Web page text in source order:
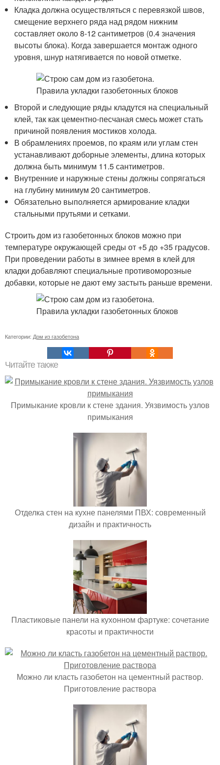
Кладка должна осуществляться с перевязкой швов,
смещение верхнего ряда над рядом нижним
составляет около 8-12 сантиметров (0.4 значения
высоты блока). Когда завершается монтаж одного
уровня, шнур натягивается по новой отметке.
Второй и следующие ряды кладутся на специальный
клей, так как цементно-песчаная смесь может стать
причиной появления мостиков холода.
В обрамлениях проемов, по краям или углам стен
устанавливают доборные элементы, длина которых
должна быть минимум 11.5 сантиметров.
Внутренние и наружные стены должны сопрягаться
на глубину минимум 20 сантиметров.
Обязательно выполняется армирование кладки
стальными прутьями и сетками.
Строить дом из газобетонных блоков можно при
температуре окружающей среды от +5 до +35 градусов.
При проведении работы в зимнее время в клей для
кладки добавляют специальные противоморозные
добавки, которые не дают ему застыть раньше времени.
Категории: Дом из газобетона
Читайте также
Примыкание кровли к стене здания. Уязвимость узлов
примыкания
Отделка стен на кухне панелями ПВХ: современный
дизайн и практичность
Пластиковые панели на кухонном фартуке: сочетание
красоты и практичности
Можно ли класть газобетон на цементный раствор.
Приготовление раствора